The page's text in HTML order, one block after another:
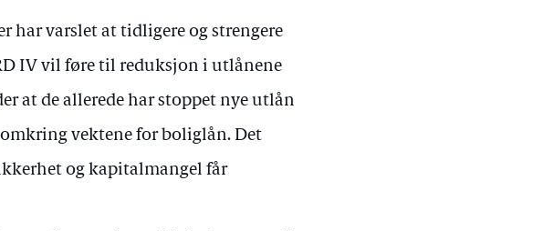
har varslet at tidligere og strengere
IV vil føre til reduksjon i utlånene
at de allerede har stoppet nye utlån
vektene for boliglån. Det
og kapitalmangel får